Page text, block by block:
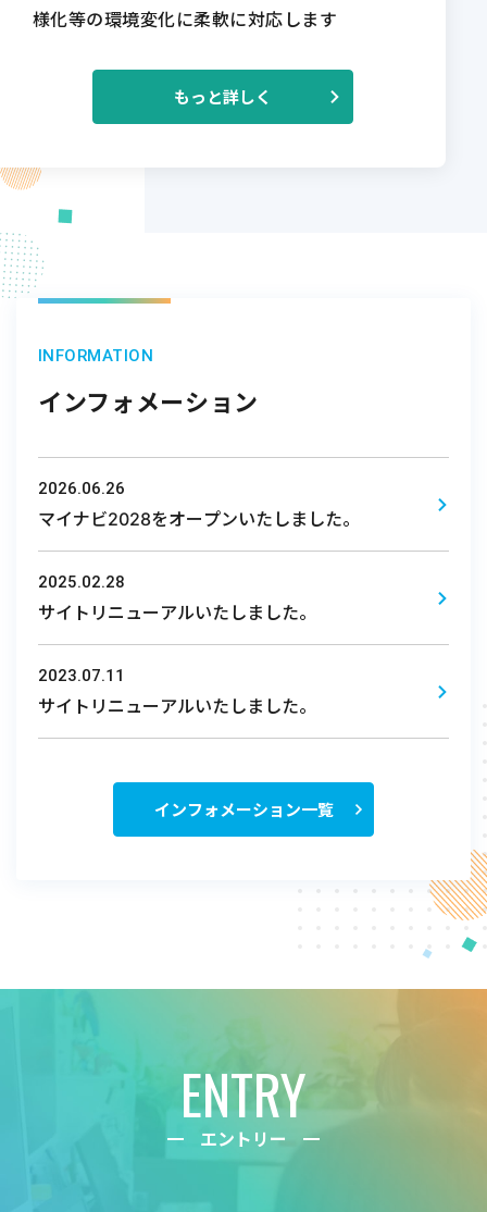
様化等の環境変化に柔軟に対応します
もっと詳しく
INFORMATION
インフォメーション
2026.06.26
マイナビ2028をオープンいたしました。
2025.02.28
サイトリニューアルいたしました。
2023.07.11
サイトリニューアルいたしました。
インフォメーション一覧
ENTRY
エントリー